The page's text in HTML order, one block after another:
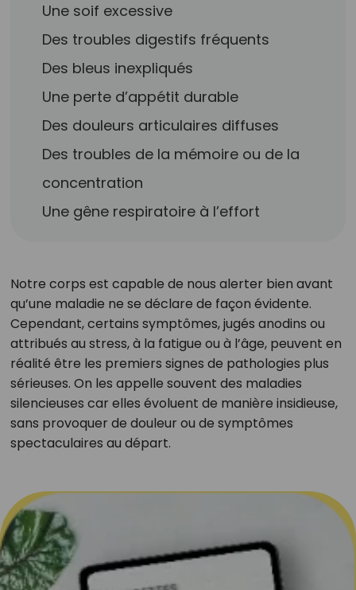
Une soif excessive
Des troubles digestifs fréquents
Des bleus inexpliqués
Une perte d’appétit durable
Des douleurs articulaires diffuses
Des troubles de la mémoire ou de la
concentration
Une gêne respiratoire à l’effort
Notre corps est capable de nous alerter bien avant
qu’une maladie ne se déclare de façon évidente.
Cependant, certains symptômes, jugés anodins ou
attribués au stress, à la fatigue ou à l’âge, peuvent en
réalité être les premiers signes de pathologies plus
sérieuses. On les appelle souvent des maladies
silencieuses car elles évoluent de manière insidieuse,
sans provoquer de douleur ou de symptômes
spectaculaires au départ.